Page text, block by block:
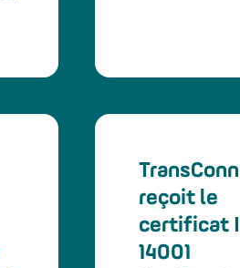
reçoit le
certificat
14001